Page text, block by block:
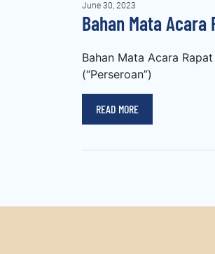
June 30, 2023
Bahan Mata Acara
Bahan Mata Acara
(“Perseroan”)
READ MORE